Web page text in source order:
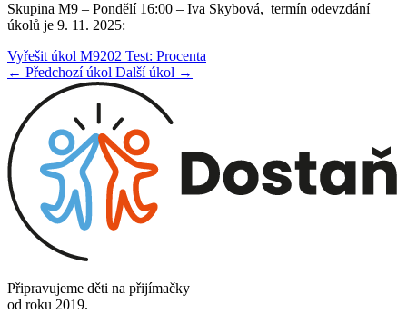
Skupina M9 – Pondělí 16:00 – Iva Skybová, termín odevzdání
úkolů je 9. 11. 2025:
Vyřešit úkol M9202 Test: Procenta
← Předchozí úkol Další úkol →
Připravujeme děti na přijímačky
od roku 2019.